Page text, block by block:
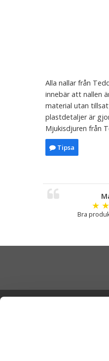
Alla nallar från
innebär att nallen
material utan
plastdetaljer är
Mjukisdjuren från
Tipsa
★ ★
Bra